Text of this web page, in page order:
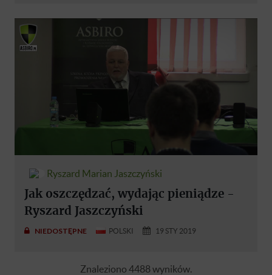
Ryszard Marian Jaszczyński
Jak oszczędzać, wydając pieniądze -
Ryszard Jaszczyński
NIEDOSTĘPNE POLSKI 19 STY 2019
Znaleziono 4488 wyników.